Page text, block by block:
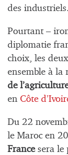
des industriels.
Pourtant –
diplomatie
choix, les
ensemble à la
de
en Côte
Du 22
le Maroc en
Francesera le